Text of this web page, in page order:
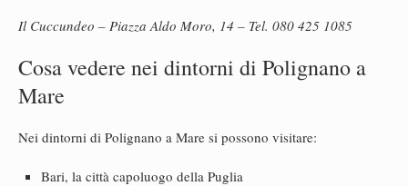
Il Cuccundeo – Piazza Aldo Moro, 14 – Tel. 080 425 1085
Cosa vedere nei dintorni di Polignano a
Mare
Nei dintorni di Polignano a Mare si possono visitare:
Bari, la città capoluogo della Puglia